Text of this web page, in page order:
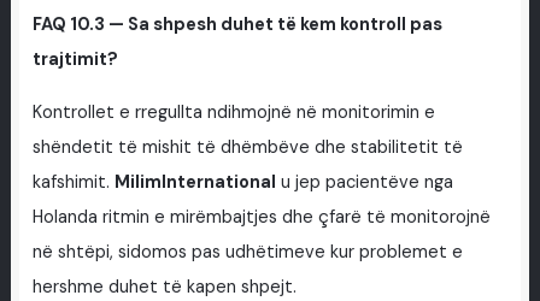
FAQ 10.3 — Sa shpesh duhet të kem kontroll pas
trajtimit?
Kontrollet e rregullta ndihmojnë në monitorimin e
shëndetit të mishit të dhëmbëve dhe stabilitetit të
kafshimit. MilimInternational u jep pacientëve nga
Holanda ritmin e mirëmbajtjes dhe çfarë të monitorojnë
në shtëpi, sidomos pas udhëtimeve kur problemet e
hershme duhet të kapen shpejt.